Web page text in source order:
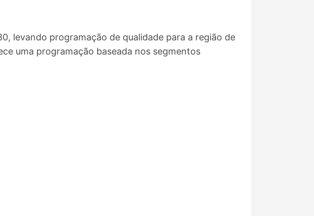
levando programação de qualidade para a região de
uma programação baseada nos segmentos